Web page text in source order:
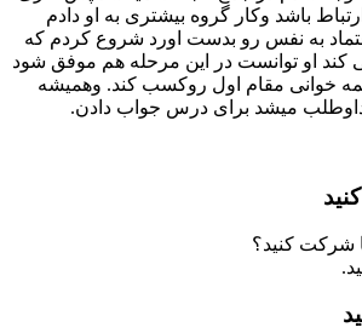
باشد وکار گروه بیشتری به او دادم
به نفس رو بدست اورد شروع کردم که
کند او توانست در این مرحله هم موفق شود
خوانی مقام اول روکسب کند. وهمیشه
داوطلب میشد برای درس جواب دادن.
شرکت کنید؟